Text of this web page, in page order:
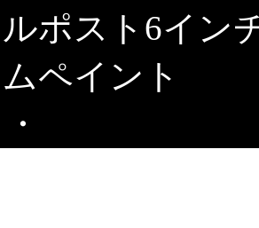
ルポスト6イン
ペイント